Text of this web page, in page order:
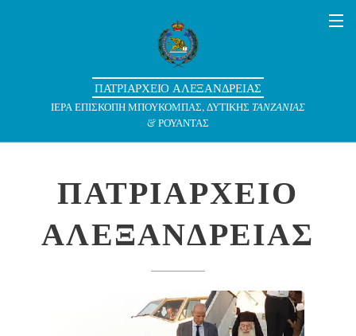
ΠΑΤΡΙΑΡΧΕΙΟ ΑΛΕΞΑΝΔΡΕΙΑΣ
ΙΕΡΑ ΕΠΙΣΚΟΠΗ ΜΠΟΥΚΟΜΠΑΣ, ΔΥΤΙΚΗΣ ΤΑΝΖΑΝΙΑΣ
& ΡΟΥΑΝΤΑΣ
ΠΑΤΡΙΑΡΧΕΙΟ
ΑΛΕΞΑΝΔΡΕΙΑΣ